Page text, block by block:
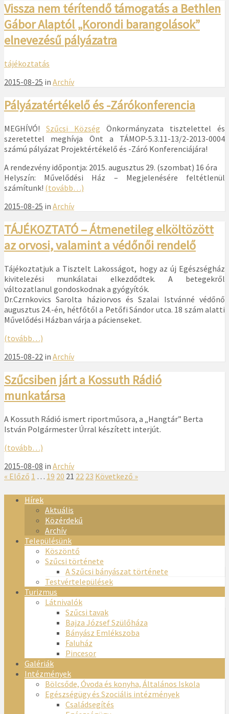
Vissza nem térítendő támogatás a Bethlen
Gábor Alaptól „Korondi barangolások”
elnevezésű pályázatra
tájékoztatás
2015-08-25 in Archív
Pályázatértékelő és -Zárókonferencia
MEGHÍVÓ! Szűcsi Község Önkormányzata tisztelettel és
szeretettel meghívja Önt a TÁMOP-5.3.11-13/2-2013-0004
számú pályázat Projektértékelő és -Záró Konferenciájára!
A rendezvény időpontja: 2015. augusztus 29. (szombat) 16 óra
Helyszín: Művelődési Ház – Megjelenésére feltétlenül
számítunk! (tovább…)
2015-08-25 in Archív
TÁJÉKOZTATÓ – Átmenetileg elköltözött
az orvosi, valamint a védőnői rendelő
Tájékoztatjuk a Tisztelt Lakosságot, hogy az új Egészségház
kivitelezési munkálatai elkezdődtek. A betegekről
változatlanul gondoskodnak a gyógyítók.
Dr.Czrnkovics Sarolta háziorvos és Szalai Istvánné védőnő
augusztus 24.-én, hétfőtől a Petőfi Sándor utca. 18 szám alatti
Művelődési Házban várja a pácienseket.
(tovább…)
2015-08-22 in Archív
Szűcsiben járt a Kossuth Rádió
munkatársa
A Kossuth Rádió ismert riportműsora, a „Hangtár” Berta
István Polgármester Úrral készített interjút.
(tovább…)
2015-08-08 in Archív
« Előző 1 … 19 20 21 22 23 Következő »
Hírek
Aktuális
Közérdekű
Archív
Településünk
Köszöntő
Szűcsi története
A Szűcsi bányászat története
Testvértelepülések
Turizmus
Látnivalók
Szűcsi tavak
Bajza József Szülőháza
Bányász Emlékszoba
Faluház
Pincesor
Galériák
Intézmények
Bölcsőde, Óvoda és konyha, Általános Iskola
Egészségügy és Szociális intézmények
Családsegítés